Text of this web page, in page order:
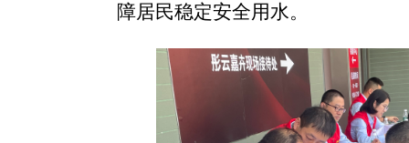
障居民稳定安全用水。